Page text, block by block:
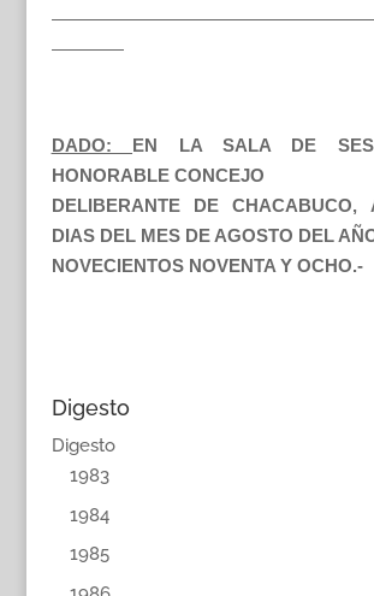
————
DADO: EN LA SALA DE
HONORABLE CONCEJO
DELIBERANTE DE
DIAS DEL MES DE AGOSTO DEL
NOVECIENTOS NOVENTA Y OCHO.-
Digesto
Digesto
1983
1984
1985